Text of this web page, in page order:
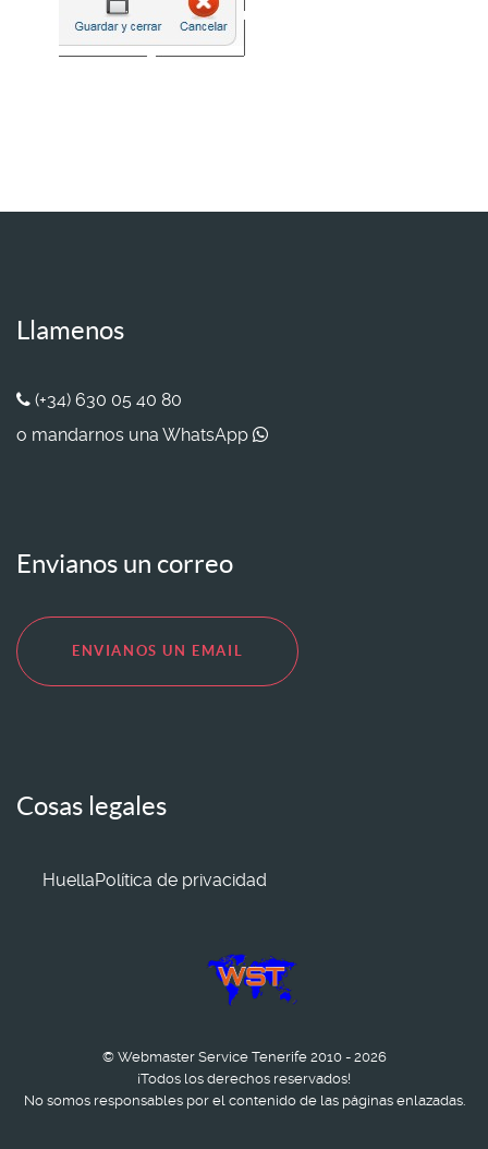
Llamenos
(+34) 630 05 40 80
o mandarnos una WhatsApp
Envianos un correo
ENVIANOS UN EMAIL
Cosas legales
HuellaPolítica de privacidad
© Webmaster Service Tenerife 2010 - 2026
¡Todos los derechos reservados!
No somos responsables por el contenido de las páginas enlazadas.